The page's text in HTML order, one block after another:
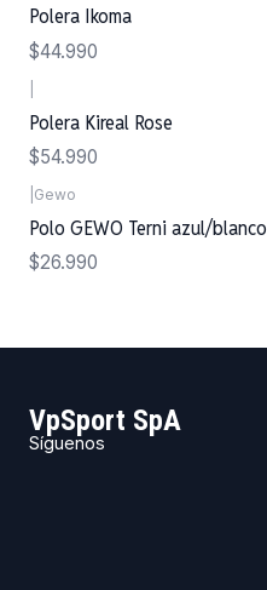
Polera Ikoma
$44.990
Polera Kireal Rose
$54.990
Gewo
Polo GEWO Terni azul/blanco
$26.990
VpSport SpA
Síguenos